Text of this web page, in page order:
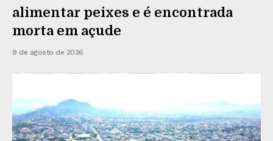
alimentar peixes e é encontrada
morta em açude
9 de agosto de 2026